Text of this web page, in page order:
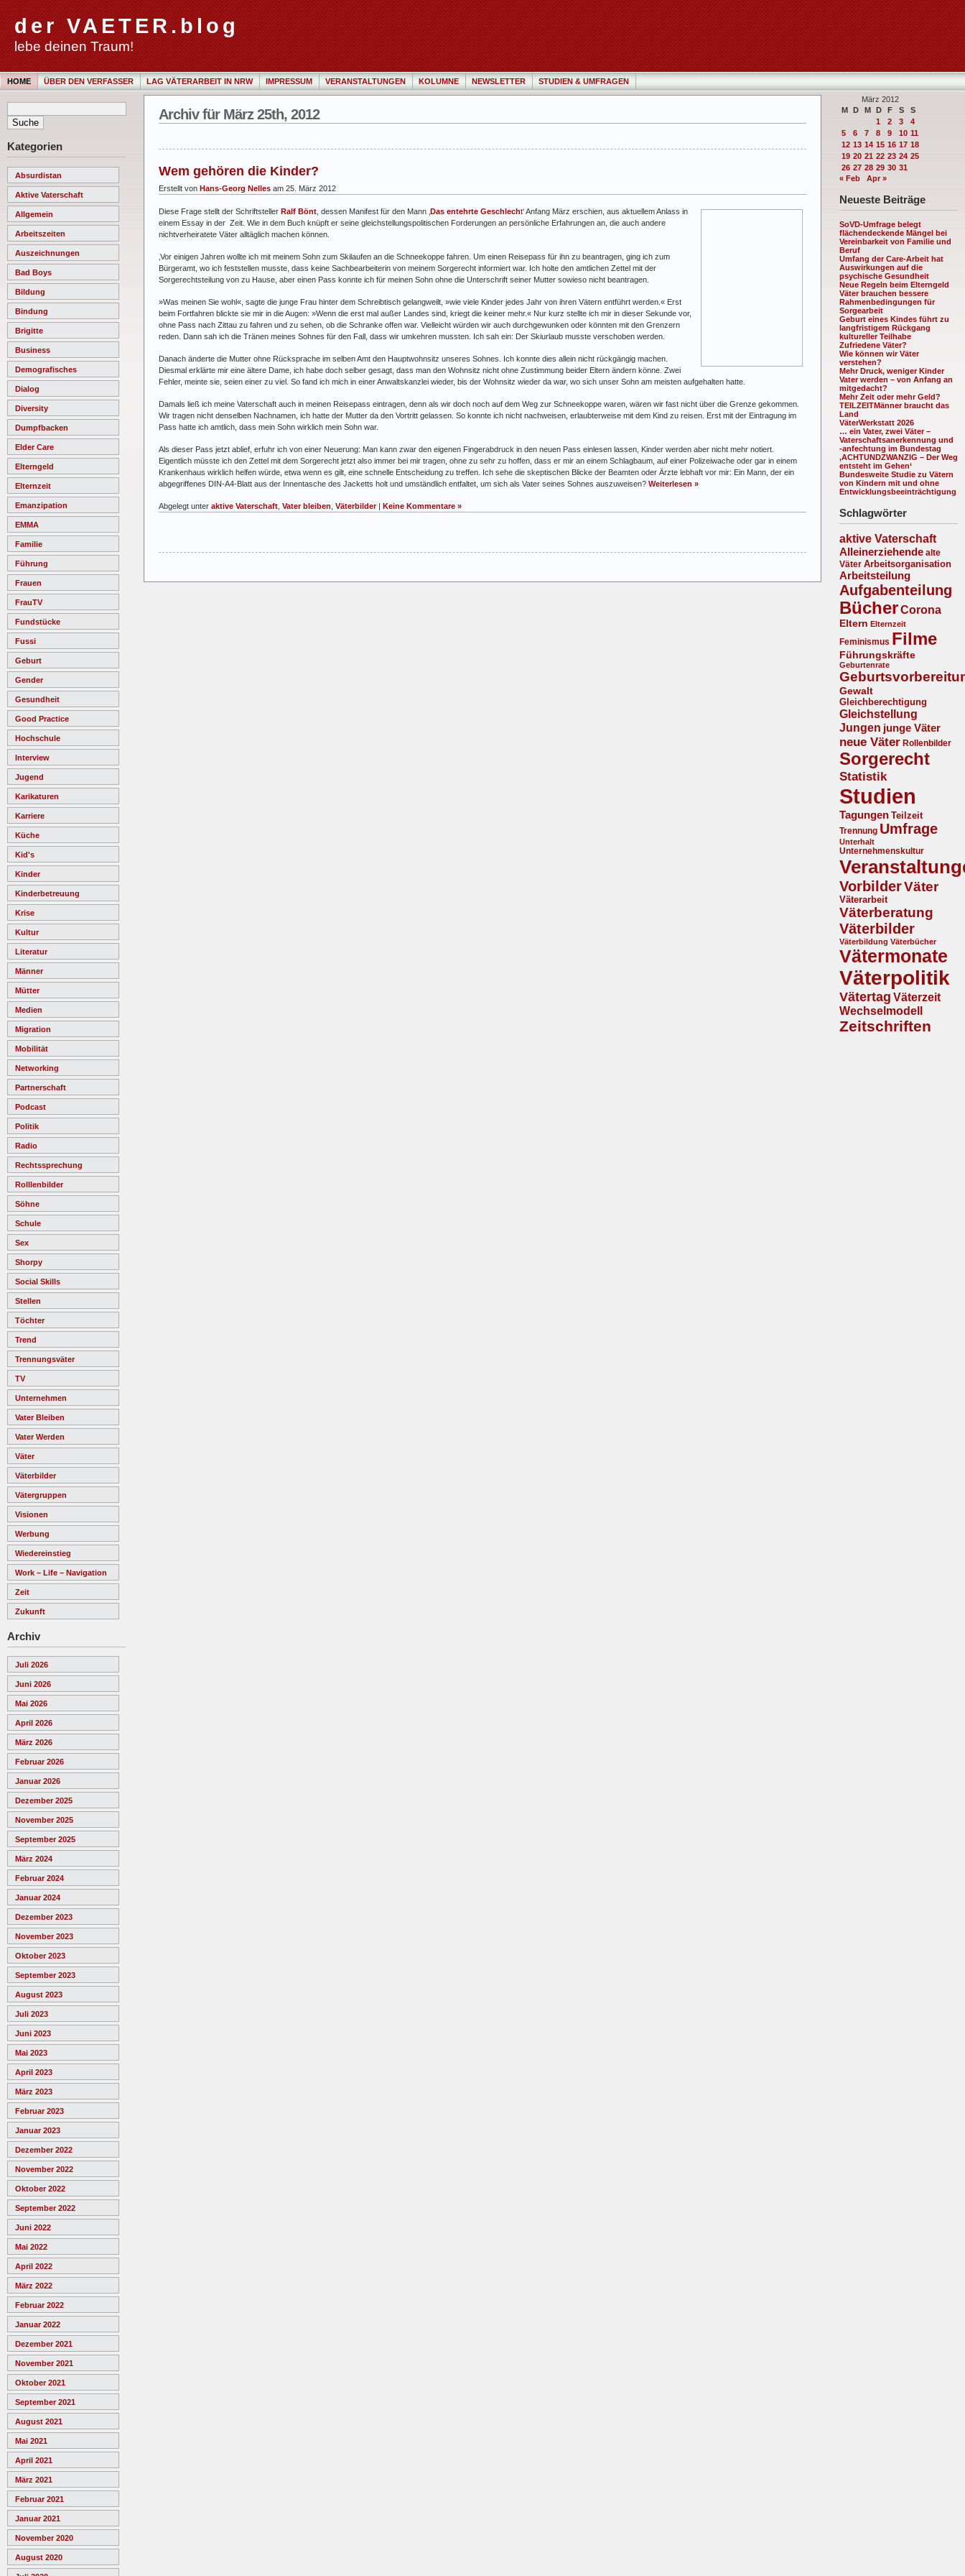
der VAETER.blog
lebe deinen Traum!
HOME ÜBER DEN VERFASSER LAG VÄTERARBEIT IN NRW IMPRESSUM VERANSTALTUNGEN KOLUMNE NEWSLETTER STUDIEN & UMFRAGEN
Kategorien
Absurdistan
Aktive Vaterschaft
Allgemein
Arbeitszeiten
Auszeichnungen
Bad Boys
Bildung
Bindung
Brigitte
Business
Demografisches
Dialog
Diversity
Dumpfbacken
Elder Care
Elterngeld
Elternzeit
Emanzipation
EMMA
Familie
Führung
Frauen
FrauTV
Fundstücke
Fussi
Geburt
Gender
Gesundheit
Good Practice
Hochschule
Interview
Jugend
Karikaturen
Karriere
Küche
Kid's
Kinder
Kinderbetreuung
Krise
Kultur
Literatur
Männer
Mütter
Medien
Migration
Mobilität
Networking
Partnerschaft
Podcast
Politik
Radio
Rechtssprechung
Rolllenbilder
Söhne
Schule
Sex
Shorpy
Social Skills
Stellen
Töchter
Trend
Trennungsväter
TV
Unternehmen
Vater Bleiben
Vater Werden
Väter
Väterbilder
Vätergruppen
Visionen
Werbung
Wiedereinstieg
Work – Life – Navigation
Zeit
Zukunft
Archiv
Juli 2026
Juni 2026
Mai 2026
April 2026
März 2026
Februar 2026
Januar 2026
Dezember 2025
November 2025
September 2025
März 2024
Februar 2024
Januar 2024
Dezember 2023
November 2023
Oktober 2023
September 2023
August 2023
Juli 2023
Juni 2023
Mai 2023
April 2023
März 2023
Februar 2023
Januar 2023
Dezember 2022
November 2022
Oktober 2022
September 2022
Juni 2022
Mai 2022
April 2022
März 2022
Februar 2022
Januar 2022
Dezember 2021
November 2021
Oktober 2021
September 2021
August 2021
Mai 2021
April 2021
März 2021
Februar 2021
Januar 2021
November 2020
August 2020
März 2012
M D M D F S
S
1
2 3
4
5
6 7 8 9 10 11
12 13 14 15 16 17 18
19 20 21 22 23 24 25
26 27 28 29 30 31
« Feb
Apr »
Neueste Beiträge
SoVD-Umfrage belegt
flächendeckende Mängel bei
Vereinbarkeit von Familie und
Beruf
Umfang der Care-Arbeit hat
Auswirkungen auf die
psychische Gesundheit
Neue Regeln beim Elterngeld
Väter brauchen bessere
Rahmenbedingungen für
Sorgearbeit
Geburt eines Kindes führt zu
langfristigem Rückgang
kultureller Teilhabe
Zufriedene Väter?
Wie können wir Väter
verstehen?
Mehr Druck, weniger Kinder
Vater werden – von Anfang an
mitgedacht?
Mehr Zeit oder mehr Geld?
TEILZEITMänner braucht das
Land
VäterWerkstatt 2026
… ein Vater, zwei Väter –
Vaterschaftsanerkennung und
-anfechtung im Bundestag
‚ACHTUNDZWANZIG – Der Weg
entsteht im Gehen‘
Bundesweite Studie zu Vätern
von Kindern mit und ohne
Entwicklungsbeeinträchtigung
Schlagwörter
aktive Vaterschaft
Alleinerziehende alte
Väter Arbeitsorganisation
Arbeitsteilung
Aufgabenteilung
BücherCorona
Eltern Elternzeit
Feminismus Filme
Führungskräfte
Geburtenrate
Gewalt
Gleichberechtigung
Gleichstellung
Jungen junge Väter
neue Väter Rollenbilder
Sorgerecht
Statistik
Studien
Tagungen Teilzeit
Trennung Umfrage
Unterhalt
Unternehmenskultur
VorbilderVäter
Väterarbeit
Väterberatung
Väterbilder
Väterbildung Väterbücher
Vätermonate
Väterpolitik
Vätertag Väterzeit
Wechselmodell
Zeitschriften
Archiv für März 25th, 2012
Wem gehören die Kinder?
Erstellt von Hans-Georg Nelles am 25. März 2012
Diese Frage stellt der Schriftsteller Ralf Bönt , dessen Manifest für den Mann ‚ Das entehrte Geschlecht‘ Anfang März erschien, aus aktuellem Anlass in
einem Essay in der Zeit. Wie in dem Buch knüpft er seine gleichstellungspolitischen Forderungen an persönliche Erfahrungen an, die auch andere
nichtverheiratete Väter alltäglich machen können.
‚Vor einigen Jahren wollte ich mit meinem Sohn zum Skilaufen an die Schneekoppe fahren. Um einen Reisepass für ihn zu beantragen, ging ich zum
Bürgeramt, wo ich feststellen musste, dass keine Sachbearbeiterin von meinem Sorgerecht informiert war. Ich holte den amtlichen Zettel mit der
Sorgerechtsteilung von zu Hause, aber einen Pass konnte ich für meinen Sohn ohne die Unterschrift seiner Mutter sowieso nicht beantragen.
»Was meinen Sie wohl«, sagte die junge Frau hinter dem Schreibtisch gelangweilt, »wie viele Kinder jedes Jahr von ihren Vätern entführt werden.« Erst
beim Fortfahren blickte sie mir in die Augen: »Wenn die erst mal außer Landes sind, kriegt die keiner mehr.« Nur kurz stellte ich mir in dieser Sekunde vor,
ohne Pass nach Zittau zu fahren und zu sehen, ob die Schranke offen war. Vielleicht würden wir auch durchgewunken oder könnten mit den Grenzern
reden. Dann sah ich die Tränen meines Sohnes für den Fall, dass wir umkehren mussten. Ich sah ein: Der Skiurlaub musste verschoben werden.
Danach änderte die Mutter ohne Rücksprache im selben Amt den Hauptwohnsitz unseres Sohnes. Ich konnte dies allein nicht rückgängig machen.
Diesmal erklärte mir eine ältere Dame, ich habe doch selber gesagt, dass man den Wohnsitz nicht ohne Zustimmung beider Eltern ändern könne. Zwei
Fehler, meinte sie, seien einer zu viel. So fand ich mich in einer Anwaltskanzlei wieder, bis der Wohnsitz wieder da war, wo sich unser Sohn am meisten aufgehalten hatte.
Damals ließ ich meine Vaterschaft auch in meinen Reisepass eintragen, denn als wir doch noch auf dem Weg zur Schneekoppe waren, wären wir fast nicht über die Grenze gekommen.
Wir tragen nicht denselben Nachnamen, ich hatte der Mutter da den Vortritt gelassen. So konnte ich nicht nachweisen, erlaubterweise mit dem Kind zu reisen. Erst mit der Eintragung im
Pass hatte ich amtlich, dass mein Sohn wirklich mein Sohn war.
Als dieser Pass jetzt ablief, erfuhr ich von einer Neuerung: Man kann zwar den eigenen Fingerabdruck in den neuen Pass einlesen lassen, Kinder werden aber nicht mehr notiert.
Eigentlich müsste ich den Zettel mit dem Sorgerecht jetzt also immer bei mir tragen, ohne zu sehr zu hoffen, dass er mir an einem Schlagbaum, auf einer Polizeiwache oder gar in einem
Krankenhaus wirklich helfen würde, etwa wenn es gilt, eine schnelle Entscheidung zu treffen. Ich sehe die skeptischen Blicke der Beamten oder Ärzte lebhaft vor mir: Ein Mann, der ein
abgegriffenes DIN-A4-Blatt aus der Innentasche des Jacketts holt und umständlich entfaltet, um sich als Vater seines Sohnes auszuweisen? Weiterlesen »
Abgelegt unter aktive Vaterschaft Vater bleiben Väterbilder| Keine Kommentare »